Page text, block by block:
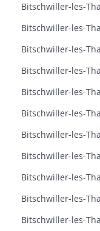
Bitschwiller-les-
Bitschwiller-les-
Bitschwiller-les-
Bitschwiller-les-
Bitschwiller-les-